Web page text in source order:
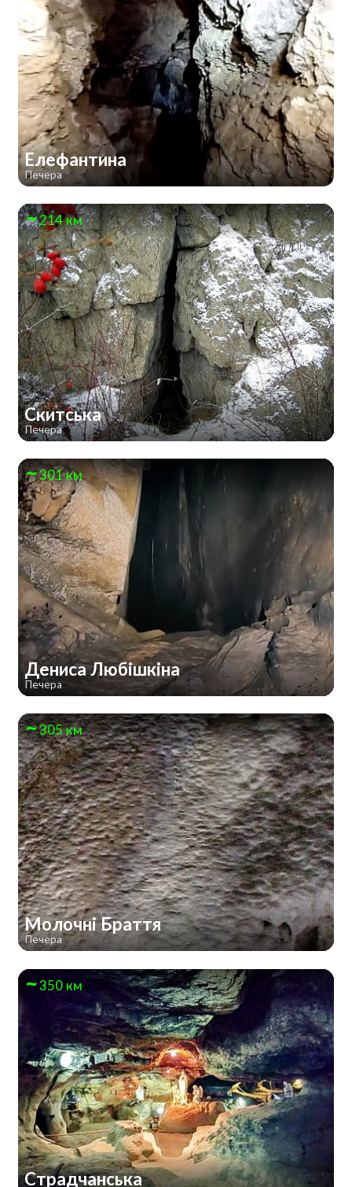
Елефантина
Печера
214 км
Скитська
Печера
301 км
Дениса Любішкіна
Печера
305 км
Молочні Браття
Печера
350 км
Страдчанська